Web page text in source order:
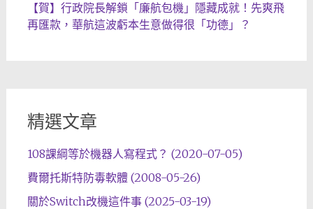
【賀】行政院長解鎖「廉航包機」隱藏成就！先爽飛
再匯款，華航這波虧本生意做得很「功德」？
精選文章
108課綱等於機器人寫程式？ (2020-07-05)
費爾托斯特防毒軟體 (2008-05-26)
關於Switch改機這件事 (2025-03-19)